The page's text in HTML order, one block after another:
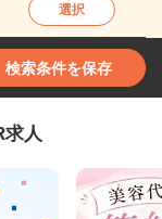
選択
検索条件を保存
人